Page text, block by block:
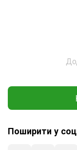
Поширити у